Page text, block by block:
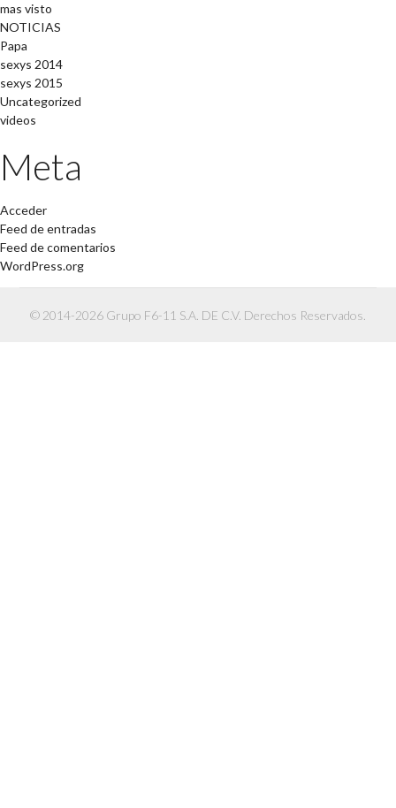
mas visto
NOTICIAS
Papa
sexys 2014
sexys 2015
Uncategorized
videos
Meta
Acceder
Feed de entradas
Feed de comentarios
WordPress.org
© 2014-2026 Grupo F6-11 S.A. DE C.V. Derechos Reservados.